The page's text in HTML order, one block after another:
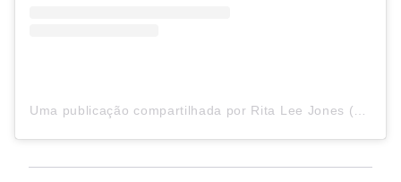
Uma publicação compartilhada por Rita Lee Jones (@ritalee_oficial)